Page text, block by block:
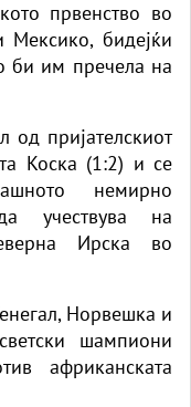
првенство во
бидејќи
би им пречела на
од пријателскиот
Коска (1:2) и се
немирно
учествува на
Ирска во
Норвешка и
шампиони
африканската